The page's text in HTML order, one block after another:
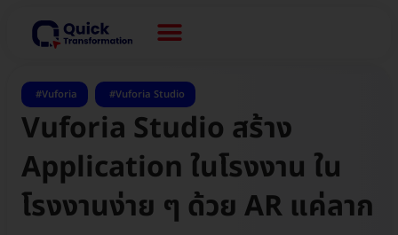
Vuforia Vuforia Studio
Vuforia Studio สร้าง
Application ในโรงงาน ใน
โรงงานง่าย ๆ ด้วย AR แค่ลาก